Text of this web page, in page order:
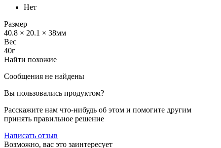
Нет
Размер
40.8 × 20.1 × 38мм
Вес
40г
Найти похожие
Сообщения не найдены
Вы пользовались продуктом?
Расскажите нам что-нибудь об этом и помогите другим
принять правильное решение
Написать отзыв
Возможно, вас это заинтересует